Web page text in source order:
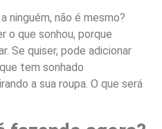
ninguém, não é mesmo?
o que sonhou, porque
Se quiser, pode adicionar
tem sonhado
a sua roupa. O que será